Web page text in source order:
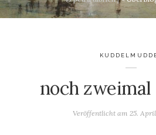
noch
Veröffentlicht am 25.